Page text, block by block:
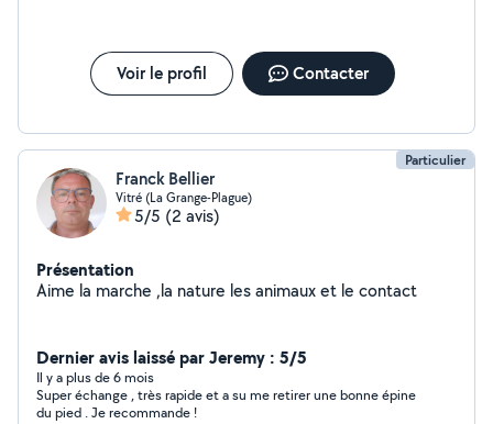
Voir le profil Contacter
Particulier
Franck Bellier
Vitré (La Grange-Plague)
5/5 (2 avis)
Présentation
Aime la marche ,la nature les animaux et le contact
Dernier avis laissé par Jeremy : 5/5
Il y a plus de 6 mois
Super échange , très rapide et a su me retirer une bonne épine
du pied . Je recommande !